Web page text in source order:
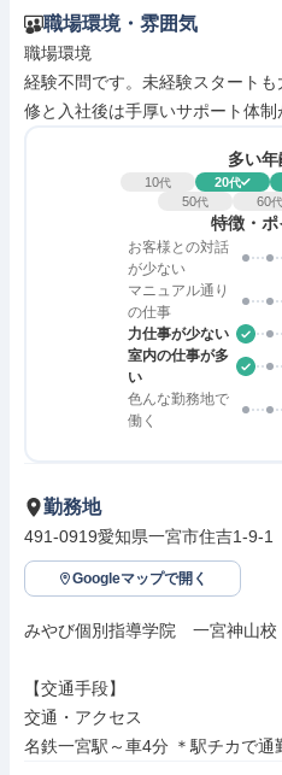
職場環境・雰囲気
職場環境
経験不問です。未経験スタート
修と入社後は手厚いサポート体制
多い
10代 20代
50代 60代
特徴・ポ
お客様との対話
が少ない
マニュアル通り
の仕事
力仕事が少ない
室内の仕事が多
い
色んな勤務地で
働く
勤務地
491-0919愛知県一宮市住吉1-9-1
Googleマップで開く
みやび個別指導学院　一宮神山校
【交通手段】
交通・アクセス
名鉄一宮駅～車4分 ＊駅チカで通